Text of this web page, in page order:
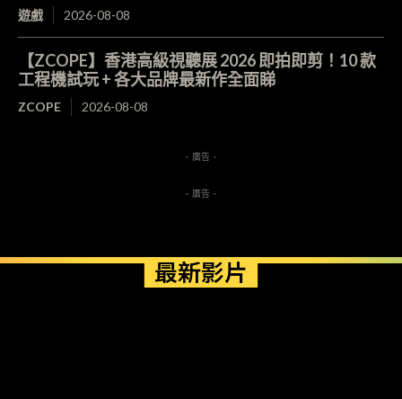
遊戲 2026-08-08
【ZCOPE】香港高級視聽展 2026 即拍即剪！10 款
工程機試玩 + 各大品牌最新作全面睇
ZCOPE 2026-08-08
- 廣告 -
- 廣告 -
最新影片